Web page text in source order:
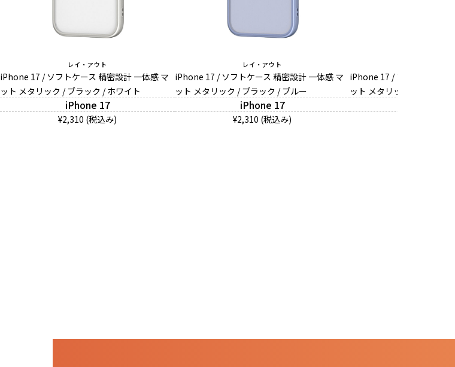
レイ・アウト
iPhone 17 / ソフトケース 精密設計 一体感 マ
ット メタリック / ブラック / ホワイト
iPhone 17
¥2,310 (税込み)
レイ・アウト
iPhone 17 / ソフトケース 精密設計 一体感 マ
ット メタリック / ブラック / ブルー
iPhone 17
¥2,310 (税込み)
iPhone 17 / ソフトケース
ット メタリック / ブラック